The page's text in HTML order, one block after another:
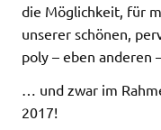
die Möglichkeit, für
unserer schönen,
poly – eben anderen
… und zwar im
2017!